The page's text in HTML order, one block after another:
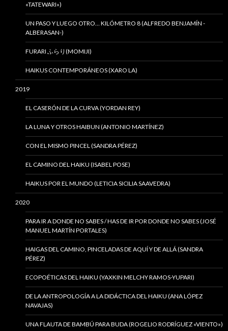
«TATEWARI»)
UN PASO Y LUEGO OTRO… KILÓMETRO 8 (ALFREDO BENJAMÍN -
ALBERASAN-)
FURARI ふらり(MOMIJI)
HAIKUS CONTEMPORÁNEOS (XARO LA)
2019
EL CASERÓN DE LA CURVA (YORDAN REY)
LA LUNA Y OTROS HAIBUN (ANTONIO MARTÍNEZ)
CON EL MISMO PINCEL (SANDRA PÉREZ)
EL CAMINO DEL HAIKU (ISABEL POSE)
HAIKUS POR EL MUNDO (LETICIA SICILIA SAAVEDRA)
2020
PARA IR A DONDE NO SABES / HAS DE IR POR DONDE NO SABES (JOSÉ
MANUEL MARTÍN PORTALES)
HAIGAS DEL CAMINO, PINCELADAS DE AQUÍ Y DE ALLÁ (SANDRA
PÉREZ)
ECOPOÉTICAS DEL HAIKU (YAXKIN MELCHY RAMOS-YUPARI)
DE LA ANTROPOLOGÍA A LA DIDÁCTICA DEL HAIKU (ANA LÓPEZ
NAVAJAS)
UNA FLAUTA DE BAMBÚ PARA BUDA (ROGELIO RODRÍGUEZ «VIENTO»)